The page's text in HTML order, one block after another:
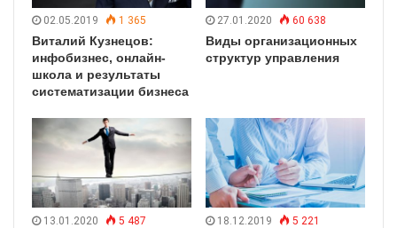
02.05.2019 1 365
Виталий Кузнецов:
инфобизнес, онлайн-
школа и результаты
систематизации бизнеса
27.01.2020 60 638
Виды организационных
структур управления
13.01.2020 5 487 18.12.2019 5 221